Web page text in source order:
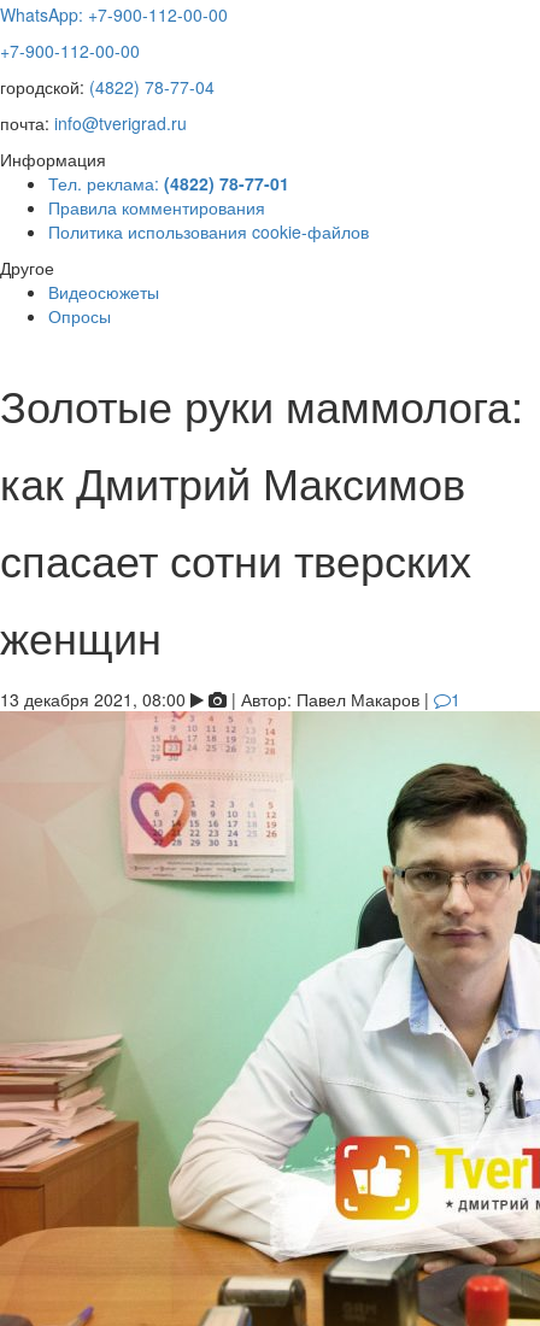
WhatsApp: +7-900-112-00-00
+7-900-112-00-00
городской: (4822) 78-77-04
почта: info@tverigrad.ru
Информация
Тел. реклама: (4822) 78-77-01
Правила комментирования
Политика использования cookie-файлов
Другое
Видеосюжеты
Опросы
Золотые руки маммолога:
как Дмитрий Максимов
спасает сотни тверских
женщин
13 декабря 2021, 08:00 | Автор: Павел Макаров | 1